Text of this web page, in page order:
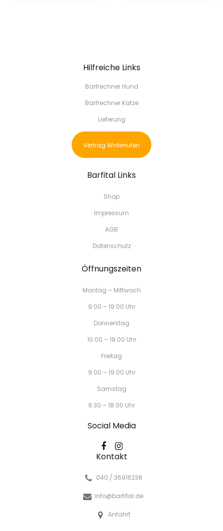
Hilfreiche Links
Barfrechner Hund
Barfrechner Katze
Lieferung
Vertrag Widerrufen
Barfital Links
Shop
Impressum
AGB
Datenschutz
Öffnungszeiten
Montag – Mittwoch
9:00 – 19:00 Uhr
Donnerstag
10:00 – 19:00 Uhr
Freitag
9:00 – 19:00 Uhr
Samstag
9:30 – 18:00 Uhr
Social Media
Kontakt
040 / 36916238
info@barfital.de
Anfahrt